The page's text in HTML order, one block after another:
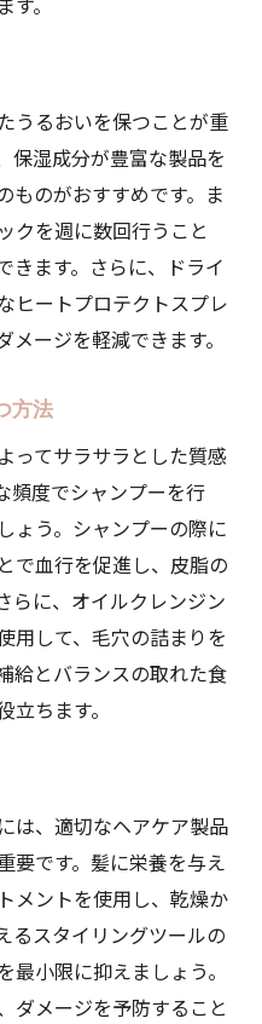
うるおいを保つことが重
保湿成分が豊富な製品を
ものがおすすめです。ま
クを週に数回行うこと
きます。さらに、ドライ
ヒートプロテクトスプレ
ージを軽減できます。
方法
ってサラサラとした質感
頻度でシャンプーを行
ょう。シャンプーの際に
で血行を促進し、皮脂の
らに、オイルクレンジン
用して、毛穴の詰まりを
給とバランスの取れた食
ちます。
は、適切なヘアケア製品
要です。髪に栄養を与え
メントを使用し、乾燥か
るスタイリングツールの
小限に抑えましょう。
ダメージを予防すること